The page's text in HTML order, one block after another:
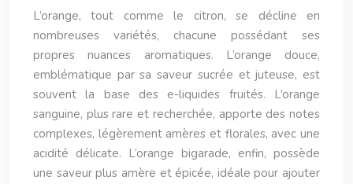
L’orange, tout comme le citron, se décline en
nombreuses variétés, chacune possédant ses
propres nuances aromatiques. L’orange douce,
emblématique par sa saveur sucrée et juteuse, est
souvent la base des e-liquides fruités. L’orange
sanguine, plus rare et recherchée, apporte des notes
complexes, légèrement amères et florales, avec une
acidité délicate. L’orange bigarade, enfin, possède
une saveur plus amère et épicée, idéale pour ajouter